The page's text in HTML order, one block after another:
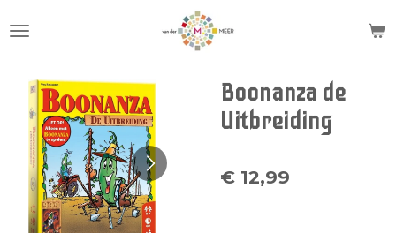
direct
hoofdinhoud
Boonanza de
Uitbreiding
€ 12,99